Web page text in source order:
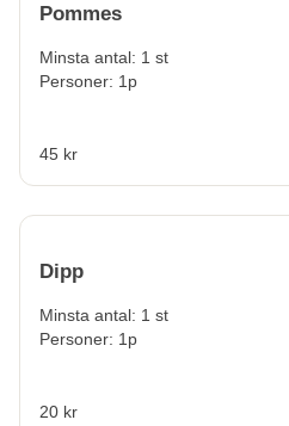
Pommes
Minsta antal: 1 st
Personer: 1p
45 kr
Dipp
Minsta antal: 1 st
Personer: 1p
20 kr